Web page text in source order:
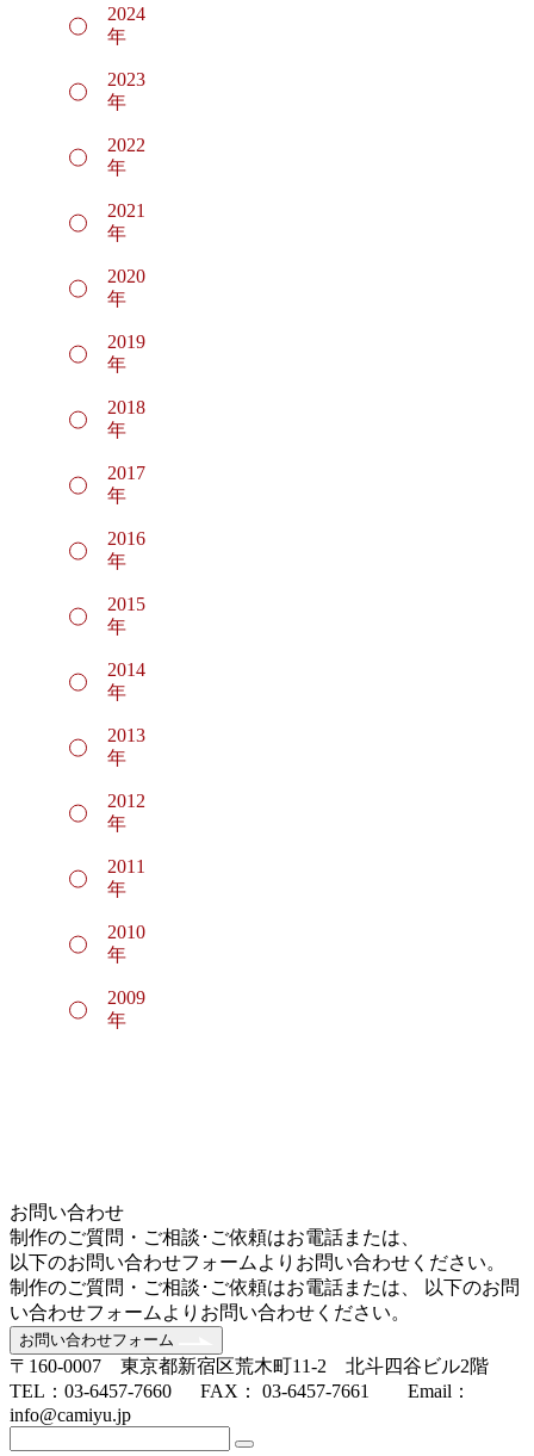
2024
年
2023
年
2022
年
2021
年
2020
年
2019
年
2018
年
2017
年
2016
年
2015
年
2014
年
2013
年
2012
年
2011
年
2010
年
2009
年
お問い合わせ
制作のご質問・ご相談･ご依頼はお電話または、
以下のお問い合わせフォームよりお問い合わせください。
制作のご質問・ご相談･ご依頼はお電話または、 以下のお問
い合わせフォームよりお問い合わせください。
お問い合わせフォーム
〒160-0007 東京都新宿区荒木町11-2 北斗四谷ビル2階
TEL：03-6457-7660 FAX： 03-6457-7661 Email：
info@camiyu.jp